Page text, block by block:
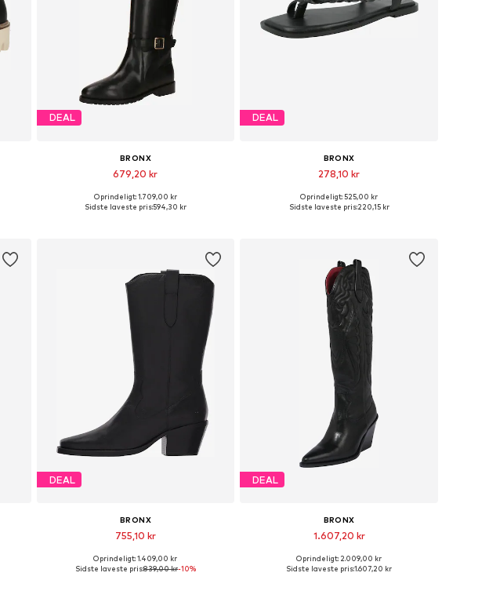
DEAL
BRONX
679,20 kr
Tilgængelige størrelser: 38
Oprindeligt: 1.709,00 kr
Sidste laveste pris:594,30 kr
DEAL
BRONX
278,10 kr
Tilgængelige størrelser: 40
Oprindeligt: 525,00 kr
Sidste laveste pris:220,15 kr
DEAL
BRONX
755,10 kr
Tilgængelige størrelser: 40
Oprindeligt: 1.409,00 kr
Sidste laveste pris:839,00 kr-10%
DEAL
BRONX
1.607,20 kr
Oprindeligt: 2.009,00 kr
Sidste laveste pris:1.607,20 kr